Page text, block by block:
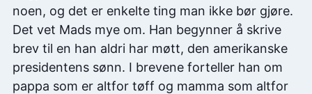
noen, og det er enkelte ting man ikke bør gjøre.
Det vet Mads mye om. Han begynner å skrive
brev til en han aldri har møtt, den amerikanske
presidentens sønn. I brevene forteller han om
pappa som er altfor tøff og mamma som altfor